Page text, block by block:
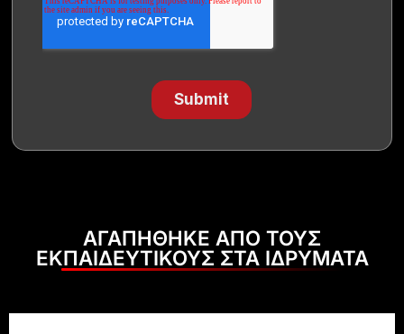
ΑΓΑΠΗΘΗΚΕ ΑΠΟ ΤΟΥΣ
ΕΚΠΑΙΔΕΥΤΙΚΟΥΣ ΣΤΑ ΙΔΡΥΜΑΤΑ